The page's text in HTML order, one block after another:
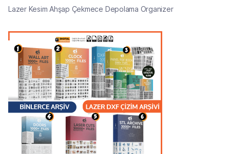
Lazer Kesim Ahşap Çekmece Depolama Organizer